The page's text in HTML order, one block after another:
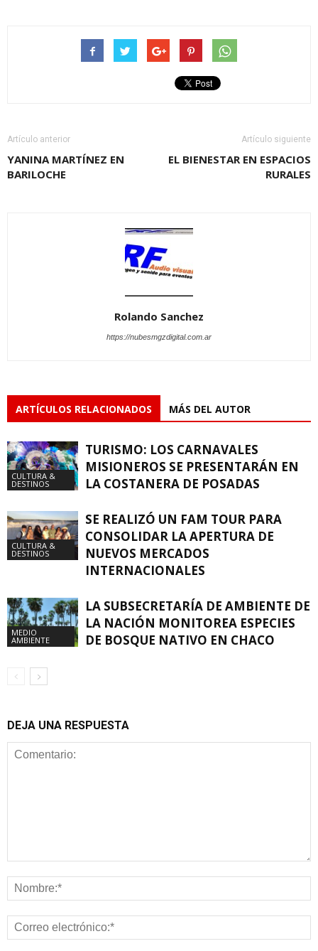
Artículo anterior
YANINA MARTÍNEZ EN
BARILOCHE
Artículo siguiente
EL BIENESTAR EN ESPACIOS
RURALES
Rolando Sanchez
https://nubesmgzdigital.com.ar
ARTÍCULOS RELACIONADOS MÁS DEL AUTOR
CULTURA &
DESTINOS
TURISMO: LOS CARNAVALES
MISIONEROS SE PRESENTARÁN EN
LA COSTANERA DE POSADAS
CULTURA &
DESTINOS
SE REALIZÓ UN FAM TOUR PARA
CONSOLIDAR LA APERTURA DE
NUEVOS MERCADOS
INTERNACIONALES
MEDIO
AMBIENTE
LA SUBSECRETARÍA DE AMBIENTE DE
LA NACIÓN MONITOREA ESPECIES
DE BOSQUE NATIVO EN CHACO
DEJA UNA RESPUESTA